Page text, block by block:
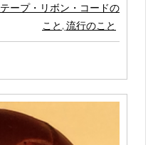
テープ・リボン・コードの
こと , 流行のこと